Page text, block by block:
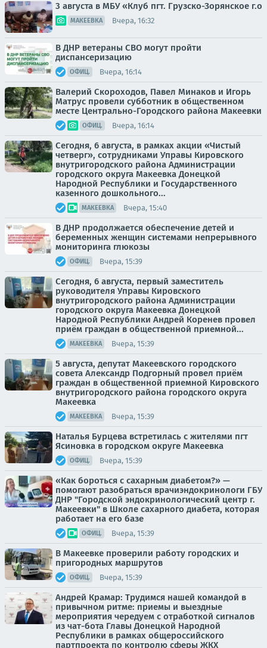
3 августа в МБУ «Клуб пгт. Грузско-Зорянское г.о
МАКЕЕВКА Вчера, 16:32
В ДНР ветераны СВО могут пройти
диспансеризацию
ОФИЦ. Вчера, 16:14
Валерий Скороходов, Павел Минаков и Игорь
Матрус провели субботник в общественном
месте Центрально-Городского района Макеевки
ОФИЦ. Вчера, 16:14
Сегодня, 6 августа, в рамках акции «Чистый
четверг», сотрудниками Управы Кировского
внутригородского района Администрации
городского округа Макеевка Донецкой
Народной Республики и Государственного
казенного дошкольного...
МАКЕЕВКА Вчера, 15:40
В ДНР продолжается обеспечение детей и
беременных женщин системами непрерывного
мониторинга глюкозы
ОФИЦ. Вчера, 15:39
Сегодня, 6 августа, первый заместитель
руководителя Управы Кировского
внутригородского района Администрации
городского округа Макеевка Донецкой
Народной Республики Андрей Коренев провел
приём граждан в общественной приемной...
МАКЕЕВКА Вчера, 15:39
5 августа, депутат Макеевского городского
совета Александр Подгорный провел приём
граждан в общественной приемной Кировского
внутригородского района городского округа
Макеевка
МАКЕЕВКА Вчера, 15:39
Наталья Бурцева встретилась с жителями пгт
Ясиновка в городском округе Макеевка
ОФИЦ. Вчера, 15:39
«Как бороться с сахарным диабетом?» —
помогают разобраться врачиэндокринологи ГБУ
ДНР "Городской эндокринологический центр г.
Макеевки" в Школе сахарного диабета, которая
работает на его базе
ОФИЦ. Вчера, 15:39
В Макеевке проверили работу городских и
пригородных маршрутов
ОФИЦ. Вчера, 15:39
Андрей Крамар: Трудимся нашей командой в
привычном ритме: приемы и выездные
мероприятия чередуем с отработкой сигналов
из чат-бота Главы Донецкой Народной
Республики в рамках общероссийского
партпроекта по контролю сферы ЖКХ